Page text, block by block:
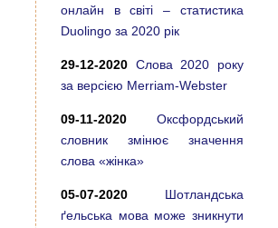
онлайн в світі – статистика
Duolingo за 2020 рік
29-12-2020 Слова 2020 року
за версією Merriam-Webster
09-11-2020 Оксфордський
словник змінює значення
слова «жінка»
05-07-2020 Шотландська
ґельська мова може зникнути